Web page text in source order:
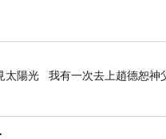
太陽光 我有一次去上趙德恕神